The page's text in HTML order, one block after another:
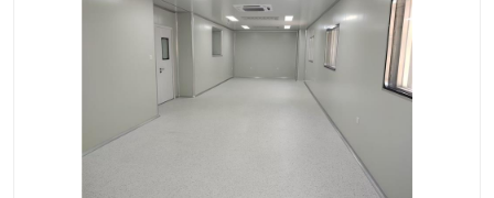
生命工程
食品饮料
光电车间